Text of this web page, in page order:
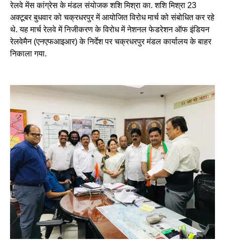
रेलवे मेंस कांग्रेस के मंडल संयोजक शशि मिश्रा का. शशि मिश्रा 23
अक्टूबर बुधवार को चक्रधरपुर में आयोजित विरोध मार्च को संबोधित कर रहे
थे. यह मार्च रेलवे में निजीकरण के विरोध में नेशनल फेडरेशन ऑफ इंडियन
रेलवेमैन (एनएफआइआर) के निर्देश पर चक्रधरपुर मंडल कार्यालय के बाहर
निकाला गया.